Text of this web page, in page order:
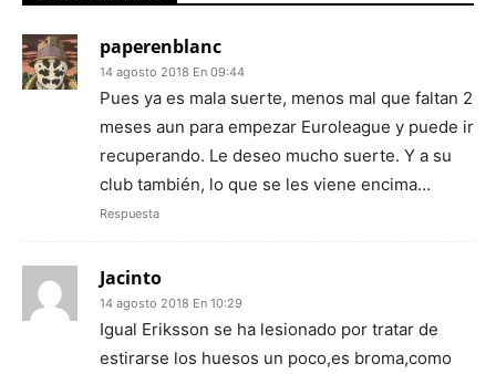
paperenblanc
14 agosto 2018 En 09:44
Pues ya es mala suerte, menos mal que faltan 2
meses aun para empezar Euroleague y puede ir
recuperando. Le deseo mucho suerte. Y a su
club también, lo que se les viene encima…
Respuesta
Jacinto
14 agosto 2018 En 10:29
Igual Eriksson se ha lesionado por tratar de
estirarse los huesos un poco,es broma,como